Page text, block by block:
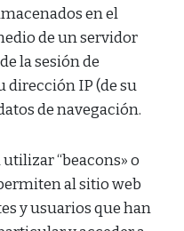
en el
de un servidor
la sesión de
dirección IP (de su
de navegación.
“beacons» o
al sitio web
y usuarios que han